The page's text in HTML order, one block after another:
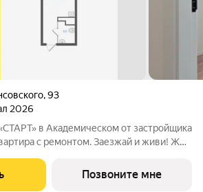
,93
2026
в Академическом от застройщика
с ремонтом. Заезжай и живи! ЖК
Вильгельма де Геннина - Краснолесья -
Позвоните мне